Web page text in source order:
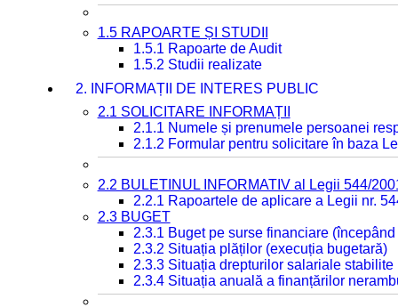
1.5 RAPOARTE ȘI STUDII
1.5.1 Rapoarte de Audit
1.5.2 Studii realizate
2. INFORMAȚII DE INTERES PUBLIC
2.1 SOLICITARE INFORMAȚII
2.1.1 Numele și prenumele persoanei
2.1.2 Formular pentru solicitare în baza
2.2 BULETINUL INFORMATIV al Legii 544/
2.2.1 Rapoartele de aplicare a Legii nr.
2.3 BUGET
2.3.1 Buget pe surse financiare
2.3.2 Situația plăților (execuția bugetară)
2.3.3 Situația drepturilor salariale
2.3.4 Situația anuală a finanțărilor